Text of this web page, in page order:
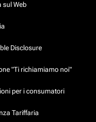
sul Web
Disclosure
"Ti richiamiamo noi"
per i consumatori
Tariffaria